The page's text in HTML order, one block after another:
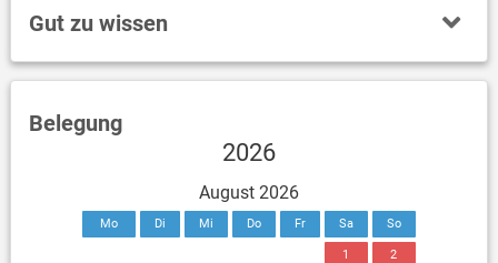
Gut zu wissen
Belegung
2026
August 2026
Mo Di Mi Do Fr Sa So
1 2